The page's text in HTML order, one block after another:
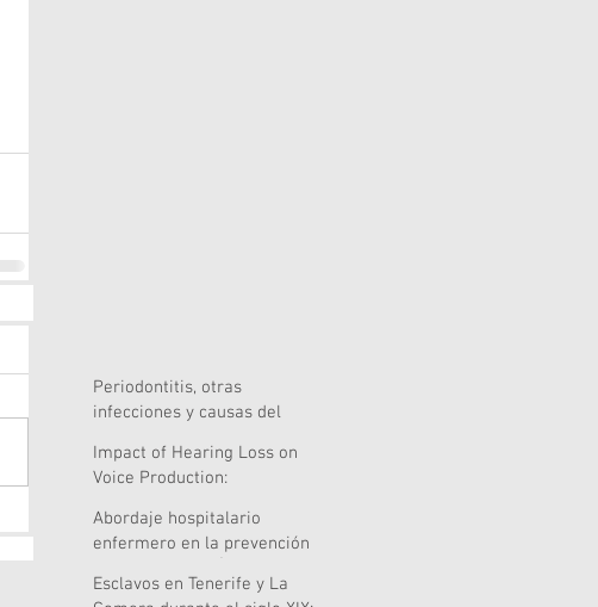
Periodontitis, otras
infecciones y causas del
Impact of Hearing Loss on
Voice Production:
Acoustic and Perceptual
Evidence
Abordaje hospitalario
enfermero en la prevención
Salud de Lanzarote
Esclavos en Tenerife y La